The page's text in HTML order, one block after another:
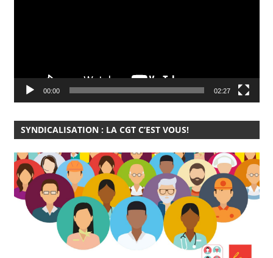
00:00 02:27
SYNDICALISATION : LA CGT C’EST VOUS!